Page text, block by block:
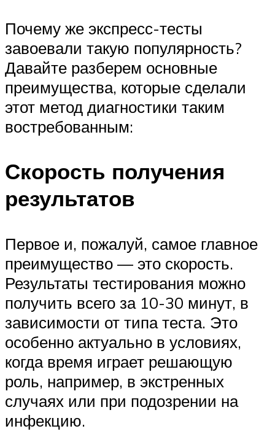
Почему же экспресс-тесты
завоевали такую популярность?
Давайте разберем основные
преимущества, которые сделали
этот метод диагностики таким
востребованным:
Скорость получения
результатов
Первое и, пожалуй, самое главное
преимущество — это скорость.
Результаты тестирования можно
получить всего за 10-30 минут, в
зависимости от типа теста. Это
особенно актуально в условиях,
когда время играет решающую
роль, например, в экстренных
случаях или при подозрении на
инфекцию.